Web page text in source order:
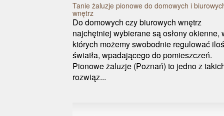
Tanie żaluzje pionowe do domowych i
wnętrz
Do domowych czy biurowych wnętrz
najchętniej wybierane są osłony okienne,
których możemy swobodnie regulować
światła, wpadającego do pomieszczeń.
Pionowe żaluzje (Poznań) to jedno z
rozwiąz...